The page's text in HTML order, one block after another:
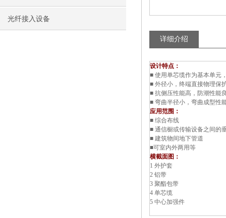
光纤接入设备
详细介绍
设计特点：
■ 使用单芯缆作为基本单元
■ 外径小，终端直接物理保
■ 抗侧压性能高，防潮性能
■ 弯曲半径小，弯曲成型性
应用范围：
■ 综合布线
■ 通信橱或传输设备之间的
■ 建筑物间地下管道
■可室内外两用等
横截面图：
1 外护套
2 铝带
3 聚酯包带
4 单芯缆
5 中心加强件